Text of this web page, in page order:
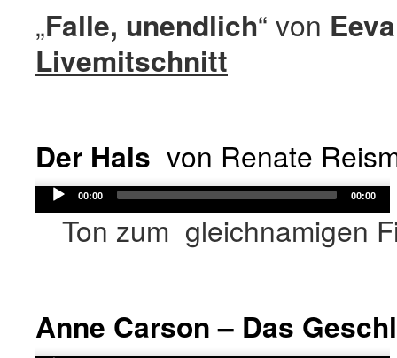
„Falle, unendlich“ von
Livemitschnitt
Der Hals von Renate
Audio
Player
00:00 00:00
Ton zum gleichnamigen
Anne Carson – Das